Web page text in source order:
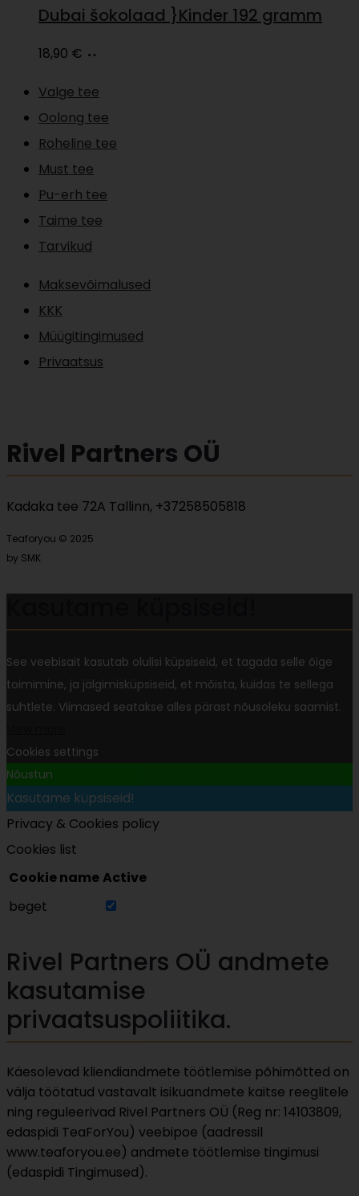
Dubai šokolaad }Kinder 192 gramm
18,90 €
Valge tee
Oolong tee
Roheline tee
Must tee
Pu-erh tee
Taime tee
Tarvikud
Maksevõimalused
KKK
Müügitingimused
Privaatsus
Rivel Partners OÜ
Kadaka tee 72A Tallinn, +37258505818
Teaforyou © 2025
by SMK
See veebisait kasutab olulisi küpsiseid, et tagada selle õige
toimimine, ja jälgimisküpsiseid, et mõista, kuidas te sellega
suhtlete. Viimased seatakse alles pärast nõusoleku saamist.
Cookies settings
Nõustun
Kasutame küpsiseid!
Privacy & Cookies policy
Cookies list
Cookie nameActive
beget
Rivel Partners OÜ andmete
kasutamise
privaatsuspoliitika.
Käesolevad kliendiandmete töötlemise põhimõtted on
välja töötatud vastavalt isikuandmete kaitse reeglitele
ning reguleerivad Rivel Partners OÜ (Reg nr: 14103809,
edaspidi TeaForYou) veebipoe (aadressil
www.teaforyou.ee) andmete töötlemise tingimusi
(edaspidi Tingimused).